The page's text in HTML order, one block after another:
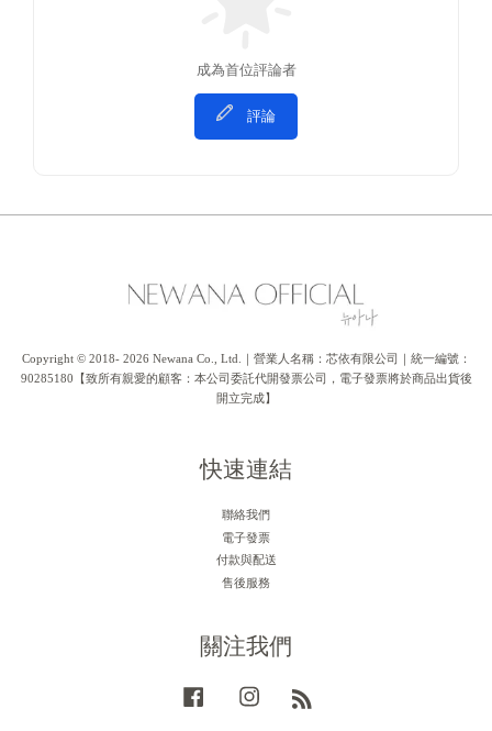
成為首位評論者
評論
Copyright © 2018- 2026 Newana Co., Ltd.｜營業人名稱：芯依有限公司｜統一編號：
90285180【致所有親愛的顧客：本公司委託代開發票公司，電子發票將於商品出貨後
開立完成】
快速連結
聯絡我們
電子發票
付款與配送
售後服務
關注我們
Facebook Instagram